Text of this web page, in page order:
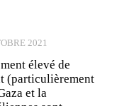
2021
élevé de
(particulièrement
et la